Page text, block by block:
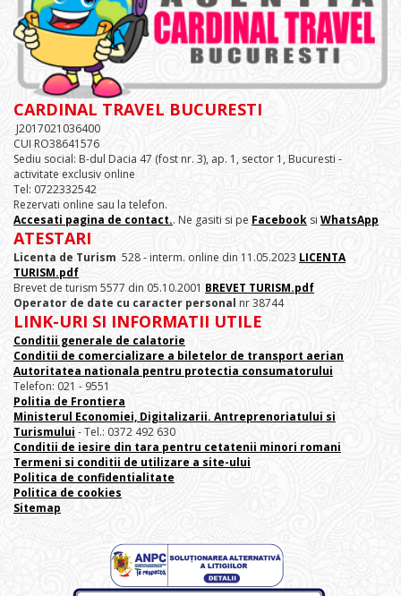
CARDINAL TRAVEL BUCURESTI
J2017021036400
CUI RO38641576
Sediu social: B-dul Dacia 47 (fost nr. 3), ap. 1, sector 1, Bucuresti -
activitate exclusiv online
Tel: 0722332542
Rezervati online sau la telefon.
Accesati pagina de contact.. Ne gasiti si pe Facebook si WhatsApp
ATESTARI
Licenta de Turism 528 - interm. online din 11.05.2023 LICENTA
TURISM.pdf
Brevet de turism 5577 din 05.10.2001 BREVET TURISM.pdf
Operator de date cu caracter personal nr 38744
LINK-URI SI INFORMATII UTILE
Conditii generale de calatorie
Conditii de comercializare a biletelor de transport aerian
Autoritatea nationala pentru protectia consumatorului
Telefon: 021 - 9551
Politia de Frontiera
Ministerul Economiei, Digitalizarii. Antreprenoriatului si
Turismului - Tel.: 0372 492 630
Conditii de iesire din tara pentru cetatenii minori romani
Termeni si conditii de utilizare a site-ului
Politica de confidentialitate
Politica de cookies
Sitemap